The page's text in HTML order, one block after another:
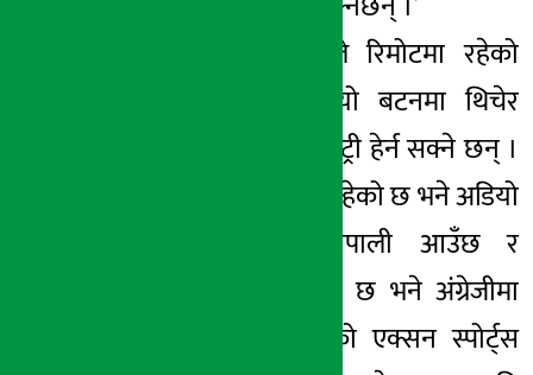
डिशहोमका ग्राहकले रिमोटमा रहेको
पहेलो रंगको अडियो बटनमा थिचेर
नेपाली भाषामा कमेन्ट्री हेर्न सक्ने छन् ।
त्यहाँ अंग्रजीमा आइरहेको छ भने अडियो
बटन थिचेपछि नेपाली आउँछ र
नेपालीमा आइरहेको छ भने अंग्रेजीमा
आउँछ । डिशहोमको एक्सन स्पोर्ट्स